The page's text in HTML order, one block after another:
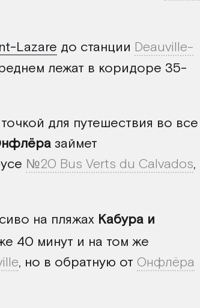
Lazare до станции Deauville-
лежат в коридоре 35-
для путешествия во все
займет
№20 Bus Verts du Calvados,
на пляжах Кабура и
40 минут и на том же
, но в обратную от Онфлёра